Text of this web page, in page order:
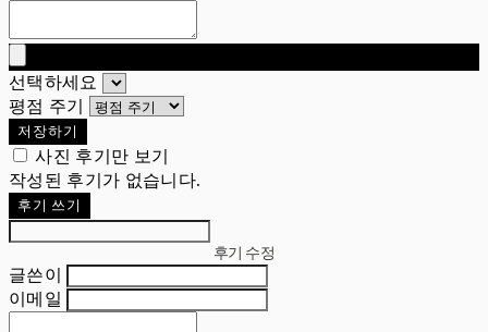
선택하세요
평점 주기
저장하기
사진 후기만 보기
작성된 후기가 없습니다.
후기 쓰기
후기 수정
글쓴이
이메일